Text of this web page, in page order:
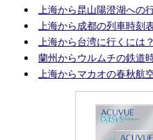
上海から昆山陽澄湖への
上海から成都の列車時刻
上海から台湾に行くには？
蘭州からウルムチの鉄道
上海からマカオの春秋航